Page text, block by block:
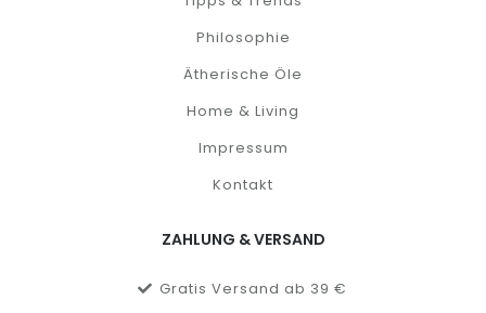
Philosophie
Ätherische Öle
Home & Living
Impressum
Kontakt
ZAHLUNG & VERSAND
Gratis Versand ab 39 €